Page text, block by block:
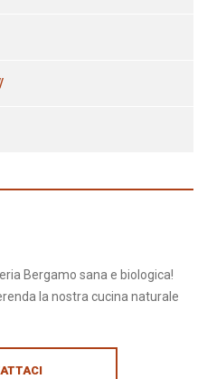
Bergamo sana e biologica!
la nostra cucina naturale